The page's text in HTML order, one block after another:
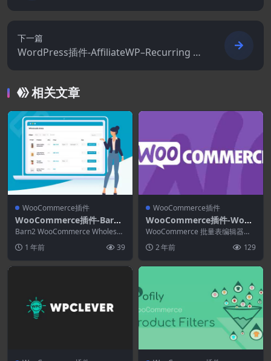
3.9
下一篇
WordPress插件-AffiliateWP–Recurring Re
ferrals 1.9.2[AffiliateWP拓展]
相关文章
WooCommerce插件
WooCommerce插件-Barn2
WooCommerce Wholesale
Pro 2.3.2
Barn2 WooCommerce Wholesal
1 年前 39
WooCommerce插件
WooCommerce插件-WooC
ommerce Bulk Table Edito
r 2.4.26
WooCommerce 批量表编辑器可
小数值以及设...
2 年前 129